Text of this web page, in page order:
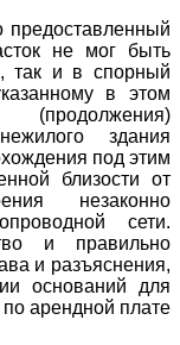
предоставленный
не мог быть
так и в спорный
в этом
(продолжения)
здания
под этим
близости от
незаконно
сети.
и правильно
и разъяснения,
оснований для
по арендной плате